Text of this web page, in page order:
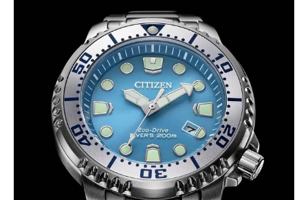
ビジネスと働き方のヒント
AI活用のいまが分かる
企業ITのトレンドを詳説
経営リーダーのコミュニティ
マーケ×ITの今がよく分かる
ITエンジニア向け専門サイト